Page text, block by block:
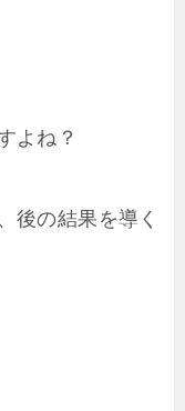
よね？
後の結果を導く